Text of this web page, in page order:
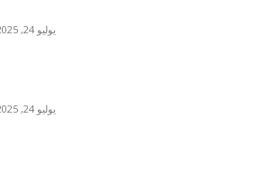
يوليو 24, 2025
يوليو 24, 2025